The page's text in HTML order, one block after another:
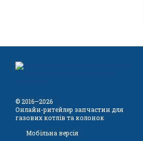
© 2016—2026
Онлайн-ритейлер запчастин для
газових котлів та колонок
Мобільна версія